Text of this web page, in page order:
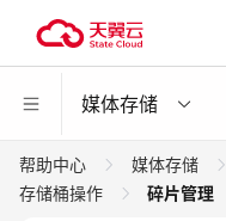
媒体存储
帮助中心 媒体存储
存储桶操作
碎片管理